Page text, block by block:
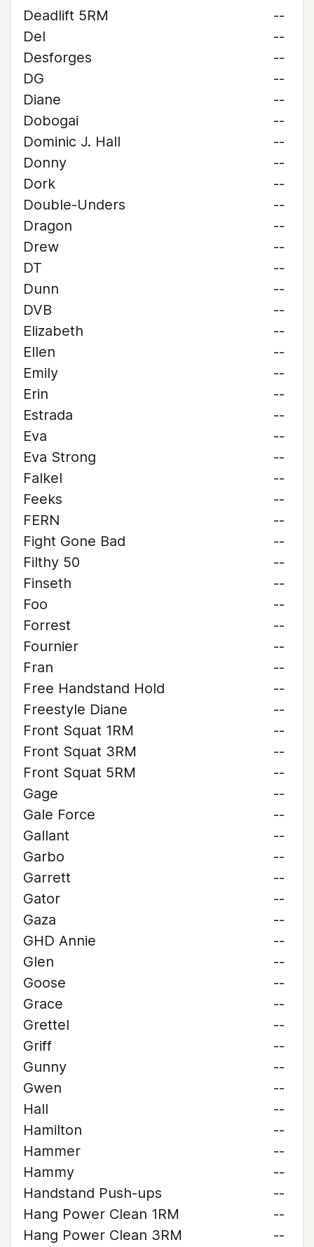
Deadlift 5RM
--
Del
--
Desforges
--
DG
--
Diane
--
Dobogai
--
Dominic J. Hall
--
Donny
--
Dork
--
Double-Unders
--
Dragon
--
Drew
--
DT
--
Dunn
--
DVB
--
Elizabeth
--
Ellen
--
Emily
--
Erin
--
Estrada
--
Eva
--
Eva Strong
--
Falkel
--
Feeks
--
FERN
--
Fight Gone Bad
--
Filthy 50
--
Finseth
--
Foo
--
Forrest
--
Fournier
--
Fran
--
Free Handstand Hold
--
Freestyle Diane
--
Front Squat 1RM
--
Front Squat 3RM
--
Front Squat 5RM
--
Gage
--
Gale Force
--
Gallant
--
Garbo
--
Garrett
--
Gator
--
Gaza
--
GHD Annie
--
Glen
--
Goose
--
Grace
--
Grettel
--
Griff
--
Gunny
--
Gwen
--
Hall
--
Hamilton
--
Hammer
--
Hammy
--
Handstand Push-ups
--
Hang Power Clean 1RM
--
Hang Power Clean 3RM
--